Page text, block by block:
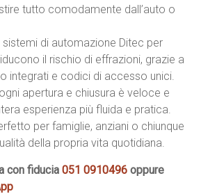
tutto comodamente dall’auto o
sistemi di automazione Ditec per
il rischio di effrazioni, grazie a
integrati e codici di accesso unici.
ogni apertura e chiusura è veloce e
esperienza più fluida e pratica.
per famiglie, anziani o chiunque
della propria vita quotidiana.
con fiducia051 0910496 oppure